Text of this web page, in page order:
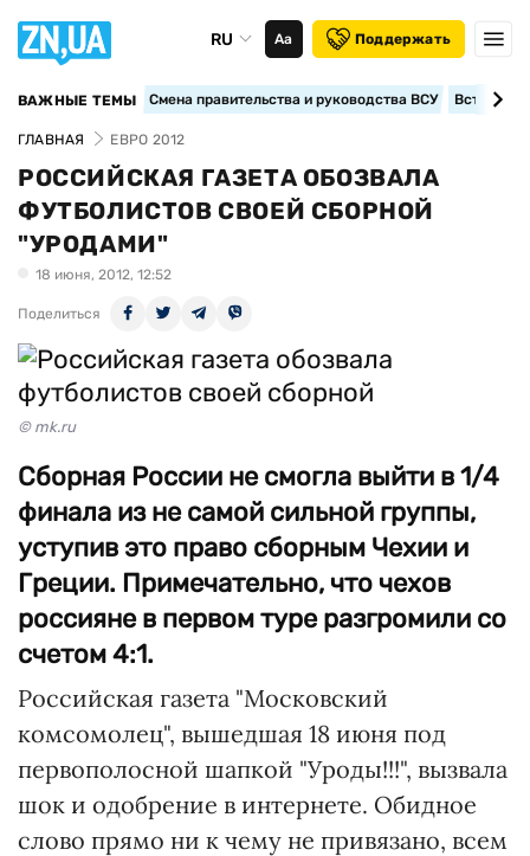
RU Аа Поддержать
ВАЖНЫЕ ТЕМЫ Смена правительства и руководства ВСУ
ГЛАВНАЯ ЕВРО 2012
РОССИЙСКАЯ ГАЗЕТА ОБОЗВАЛА
ФУТБОЛИСТОВ СВОЕЙ СБОРНОЙ
"УРОДАМИ"
18 июня, 2012, 12:52
Поделиться
© mk.ru
Сборная России не смогла выйти в 1/4
финала из не самой сильной группы,
уступив это право сборным Чехии и
Греции. Примечательно, что чехов
россияне в первом туре разгромили со
счетом 4:1.
Российская газета "Московский
комсомолец", вышедшая 18 июня под
первополосной шапкой "Уроды!!!", вызвала
шок и одобрение в интернете. Обидное
слово прямо ни к чему не привязано, всем